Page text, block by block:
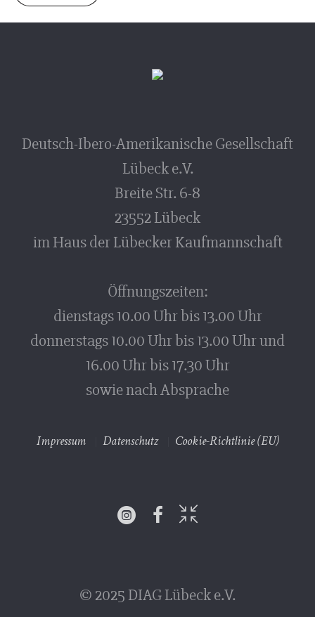
Deutsch-Ibero-Amerikanische Gesellschaft
Lübeck e.V.
Breite Str. 6-8
23552 Lübeck
im Haus der Lübecker Kaufmannschaft
Öffnungszeiten:
dienstags 10.00 Uhr bis 13.00 Uhr
donnerstags 10.00 Uhr bis 13.00 Uhr und
16.00 Uhr bis 17.30 Uhr
sowie nach Absprache
Impressum Datenschutz Cookie-Richtlinie (EU)
© 2025 DIAG Lübeck e.V.